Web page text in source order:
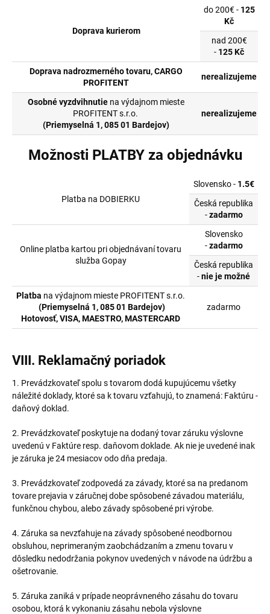
Doprava kurierom
do 200€ - 125
Kč
nad 200€
- 125 Kč
Doprava nadrozmerného tovaru, CARGO
PROFITENT
nerealizujeme
Osobné vyzdvihnutie na výdajnom mieste
PROFITENT s.r.o.
(Priemyselná 1, 085 01 Bardejov)
nerealizujeme
Možnosti PLATBY za objednávku
Platba na DOBIERKU
Slovensko - 1.5€
Česká republika
- zadarmo
Online platba kartou pri objednávaní tovaru
služba Gopay
Slovensko
- zadarmo
Česká republika
-nie je možné
Platba na výdajnom mieste PROFITENT s.r.o.
(Priemyselná 1, 085 01 Bardejov)
Hotovosť, VISA, MAESTRO, MASTERCARD
zadarmo
VIII. Reklamačný poriadok
1. Prevádzkovateľ spolu s tovarom dodá kupujúcemu všetky
náležité doklady, ktoré sa k tovaru vzťahujú, to znamená: Faktúru -
daňový doklad.
2. Prevádzkovateľ poskytuje na dodaný tovar záruku výslovne
uvedenú v Faktúre resp. daňovom doklade. Ak nie je uvedené inak
je záruka je 24 mesiacov odo dňa predaja.
3. Prevádzkovateľ zodpovedá za závady, ktoré sa na predanom
tovare prejavia v záručnej dobe spôsobené závadou materiálu,
funkčnou chybou, alebo závady spôsobené pri výrobe.
4. Záruka sa nevzťahuje na závady spôsobené neodbornou
obsluhou, neprimeraným zaobchádzaním a zmenu tovaru v
dôsledku nedodržania pokynov uvedených v návode na údržbu a
ošetrovanie.
5. Záruka zaniká v prípade neoprávneného zásahu do tovaru
osobou, ktorá k vykonaniu zásahu nebola výslovne